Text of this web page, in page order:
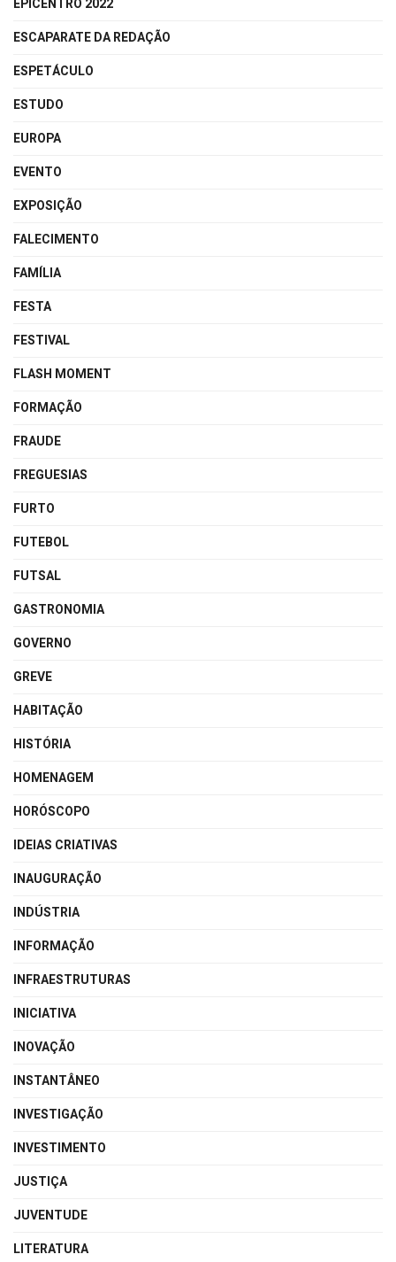
EPICENTRO 2022
ESCAPARATE DA REDAÇÃO
ESPETÁCULO
ESTUDO
EUROPA
EVENTO
EXPOSIÇÃO
FALECIMENTO
FAMÍLIA
FESTA
FESTIVAL
FLASH MOMENT
FORMAÇÃO
FRAUDE
FREGUESIAS
FURTO
FUTEBOL
FUTSAL
GASTRONOMIA
GOVERNO
GREVE
HABITAÇÃO
HISTÓRIA
HOMENAGEM
HORÓSCOPO
IDEIAS CRIATIVAS
INAUGURAÇÃO
INDÚSTRIA
INFORMAÇÃO
INFRAESTRUTURAS
INICIATIVA
INOVAÇÃO
INSTANTÂNEO
INVESTIGAÇÃO
INVESTIMENTO
JUSTIÇA
JUVENTUDE
LITERATURA